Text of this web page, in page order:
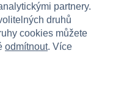
nabídky od
partnery.
druhů
cookies můžete
odmítnout. Více